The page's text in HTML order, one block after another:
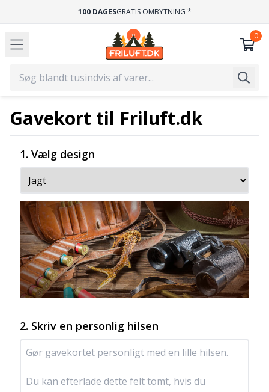
100 DAGESGRATIS OMBYTNING *
Gavekort til Friluft.dk
1. Vælg design
2. Skriv en personlig hilsen